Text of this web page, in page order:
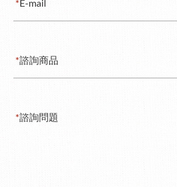
* E-mail
*諮詢商品
*諮詢問題